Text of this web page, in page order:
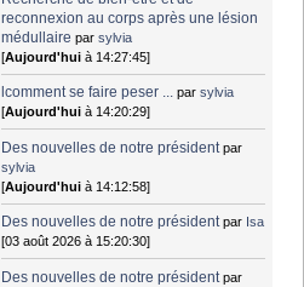
reconnexion au corps après une lésion
médullaire parsylvia
[Aujourd'hui à 14:27:45]
lcomment se faire peser ... parsylvia
[Aujourd'hui à 14:20:29]
Des nouvelles de notre président par
sylvia
[Aujourd'hui à 14:12:58]
Des nouvelles de notre président par Isa
[03 août 2026 à 15:20:30]
Des nouvelles de notre président par